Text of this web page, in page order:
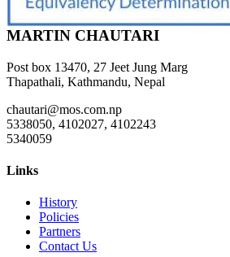
MARTIN CHAUTARI
Post box 13470, 27 Jeet Jung Marg
Thapathali, Kathmandu, Nepal
chautari@mos.com.np
5338050, 4102027, 4102243
5340059
Links
History
Policies
Partners
Contact Us